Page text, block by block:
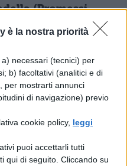
è la nostra priorità
necessari (tecnici) per
b) facoltativi (analitici e di
per mostrarti annunci
di navigazione) previo
cookie policy, leggi
puoi accettarli tutti
qui di seguito. Cliccando su
(Promessi